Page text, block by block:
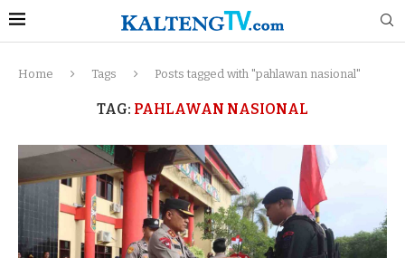
Home Tags Posts tagged with "pahlawan nasional"
TAG: PAHLAWAN NASIONAL